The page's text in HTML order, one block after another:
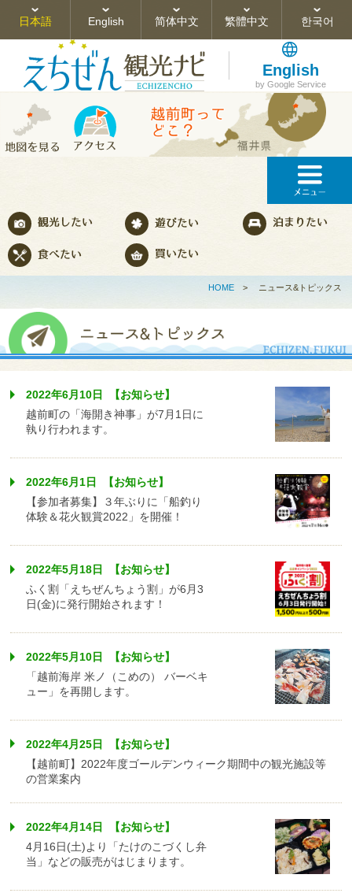
日本語 English 简体中文 繁體中文 한국어
English
by Google Service
HOME> ニュース&トピックス
2022年6月10日 【お知らせ】
越前町の「海開き神事」が7月1日に
執り行われます。
2022年6月1日 【お知らせ】
【参加者募集】３年ぶりに「船釣り
体験＆花火観賞2022」を開催！
2022年5月18日 【お知らせ】
ふく割「えちぜんちょう割」が6月3
日(金)に発行開始されます！
2022年5月10日 【お知らせ】
「越前海岸 米ノ（こめの） バーベキ
ュー」を再開します。
2022年4月25日 【お知らせ】
【越前町】2022年度ゴールデンウィーク期間中の観光施設等
の営業案内
2022年4月14日 【お知らせ】
4月16日(土)より「たけのこづくし弁
当」などの販売がはじまります。